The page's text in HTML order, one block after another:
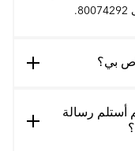
بي؟
أستلم رسالة